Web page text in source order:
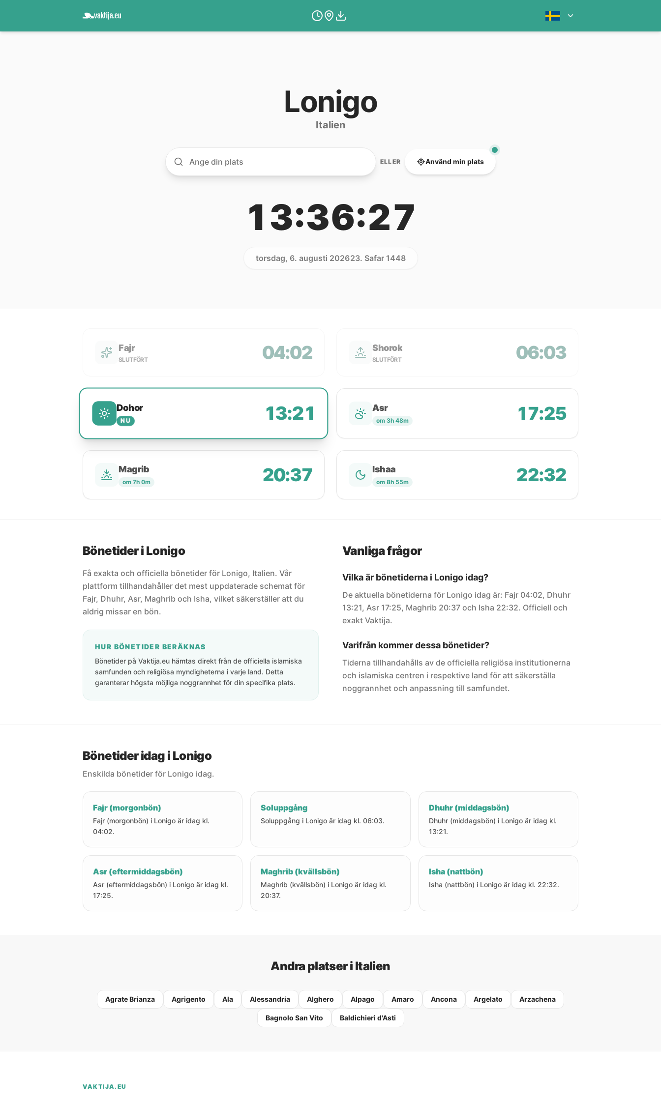
Lonigo
Italien
ELLER Använd min plats
13:36:27
torsdag, 6. augusti 202623. Safar 1448
Fajr
SLUTFÖRT 04:02 Shorok
SLUTFÖRT 06:03
Dohor
NU 13:21 Asr
om 3h 48m 17:25
Magrib
om 7h 0m 20:37 Ishaa
om 8h 55m 22:32
Bönetider i Lonigo
Få exakta och officiella bönetider för Lonigo, Italien. Vår
plattform tillhandahåller det mest uppdaterade schemat för
Fajr, Dhuhr, Asr, Maghrib och Isha, vilket säkerställer att du
aldrig missar en bön.
HUR BÖNETIDER BERÄKNAS
Bönetider på Vaktija.eu hämtas direkt från de officiella islamiska
samfunden och religiösa myndigheterna i varje land. Detta
garanterar högsta möjliga noggrannhet för din specifika plats.
Vanliga frågor
Vilka är bönetiderna i Lonigo idag?
De aktuella bönetiderna för Lonigo idag är: Fajr 04:02, Dhuhr
13:21, Asr 17:25, Maghrib 20:37 och Isha 22:32. Officiell och
exakt Vaktija.
Varifrån kommer dessa bönetider?
Tiderna tillhandahålls av de officiella religiösa institutionerna
och islamiska centren i respektive land för att säkerställa
noggrannhet och anpassning till samfundet.
Bönetider idag i Lonigo
Enskilda bönetider för Lonigo idag.
Fajr (morgonbön)
Fajr (morgonbön) i Lonigo är idag kl.
04:02.
Soluppgång
Soluppgång i Lonigo är idag kl. 06:03.
Dhuhr (middagsbön)
Dhuhr (middagsbön) i Lonigo är idag kl.
13:21.
Asr (eftermiddagsbön)
Asr (eftermiddagsbön) i Lonigo är idag kl.
17:25.
Maghrib (kvällsbön)
Maghrib (kvällsbön) i Lonigo är idag kl.
20:37.
Isha (nattbön)
Isha (nattbön) i Lonigo är idag kl. 22:32.
Andra platser i Italien
Agrate Brianza Agrigento Ala Alessandria Alghero Alpago Amaro Ancona Argelato Arzachena
Bagnolo San Vito Baldichieri d'Asti
VAKTIJA.EU